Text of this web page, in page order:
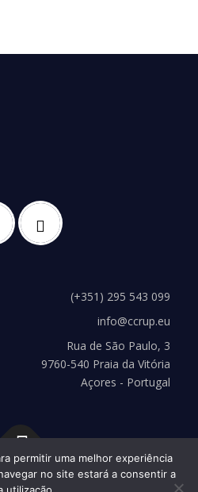
(+351) 295 543 099
info@ccrup.eu
Rua de São Paulo, 3
9760-540 Praia da Vitória
Açores - Portugal
–Tema OnePresshecho por
permitir uma melhor experiência
no site estará a consentir a